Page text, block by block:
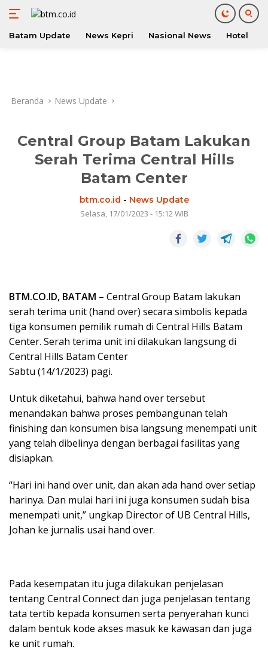
Batam Update News Kepri Nasional News Hotel
Beranda News Update
Central Group Batam Lakukan
Serah Terima Central Hills
Batam Center
btm.co.id - News Update
Selasa, 17/01/2023 - 15:12 WIB
BTM.CO.ID, BATAM – Central Group Batam lakukan
serah terima unit (hand over) secara simbolis kepada
tiga konsumen pemilik rumah di Central Hills Batam
Center. Serah terima unit ini dilakukan langsung di
Central Hills Batam Center
Sabtu (14/1/2023) pagi.
Untuk diketahui, bahwa hand over tersebut
menandakan bahwa proses pembangunan telah
finishing dan konsumen bisa langsung menempati unit
yang telah dibelinya dengan berbagai fasilitas yang
disiapkan.
“Hari ini hand over unit, dan akan ada hand over setiap
harinya. Dan mulai hari ini juga konsumen sudah bisa
menempati unit,” ungkap Director of UB Central Hills,
Johan ke jurnalis usai hand over.
Pada kesempatan itu juga dilakukan penjelasan
tentang Central Connect dan juga penjelasan tentang
tata tertib kepada konsumen serta penyerahan kunci
dalam bentuk kode akses masuk ke kawasan dan juga
ke unit rumah.